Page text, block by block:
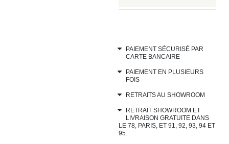
PAIEMENT SÉCURISÉ PAR
CARTE BANCAIRE
PAIEMENT EN PLUSIEURS
FOIS
RETRAITS AU SHOWROOM
RETRAIT SHOWROOM ET
LIVRAISON GRATUITE DANS
LE 78, PARIS, ET 91, 92, 93, 94 ET
95.